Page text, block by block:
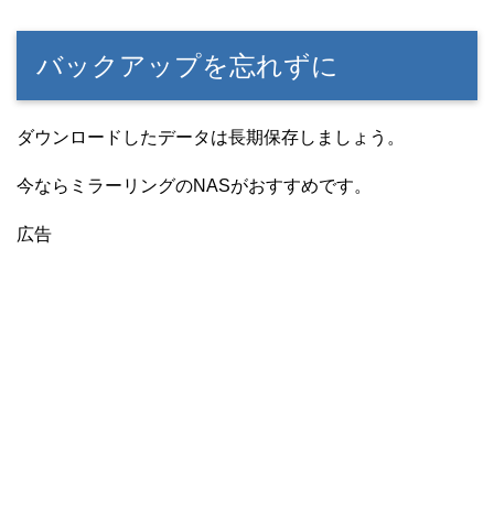
バックアップを忘れずに
ダウンロードしたデータは長期保存しましょう。
今ならミラーリングのNASがおすすめです。
広告